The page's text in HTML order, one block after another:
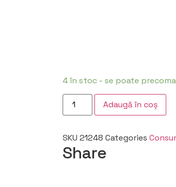
4 în stoc - se poate
Adaugă în coș
SKU 21248 Categories
Share